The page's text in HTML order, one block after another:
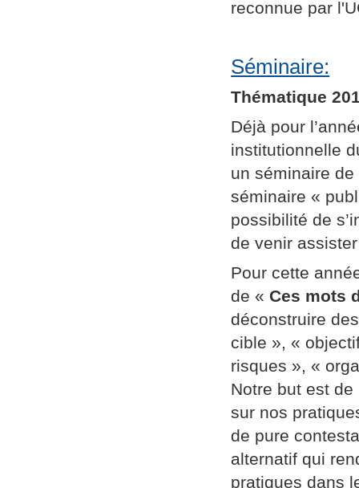
reconnue par
Séminaire:
Thématique
Déjà pour
institutionnelle
un séminaire
séminaire «
possibilité de
de venir
Pour cette
de « Ces mots
déconstruire
cible », «
risques », «
Notre but est de
sur nos
de pure
alternatif qui
pratiques dans